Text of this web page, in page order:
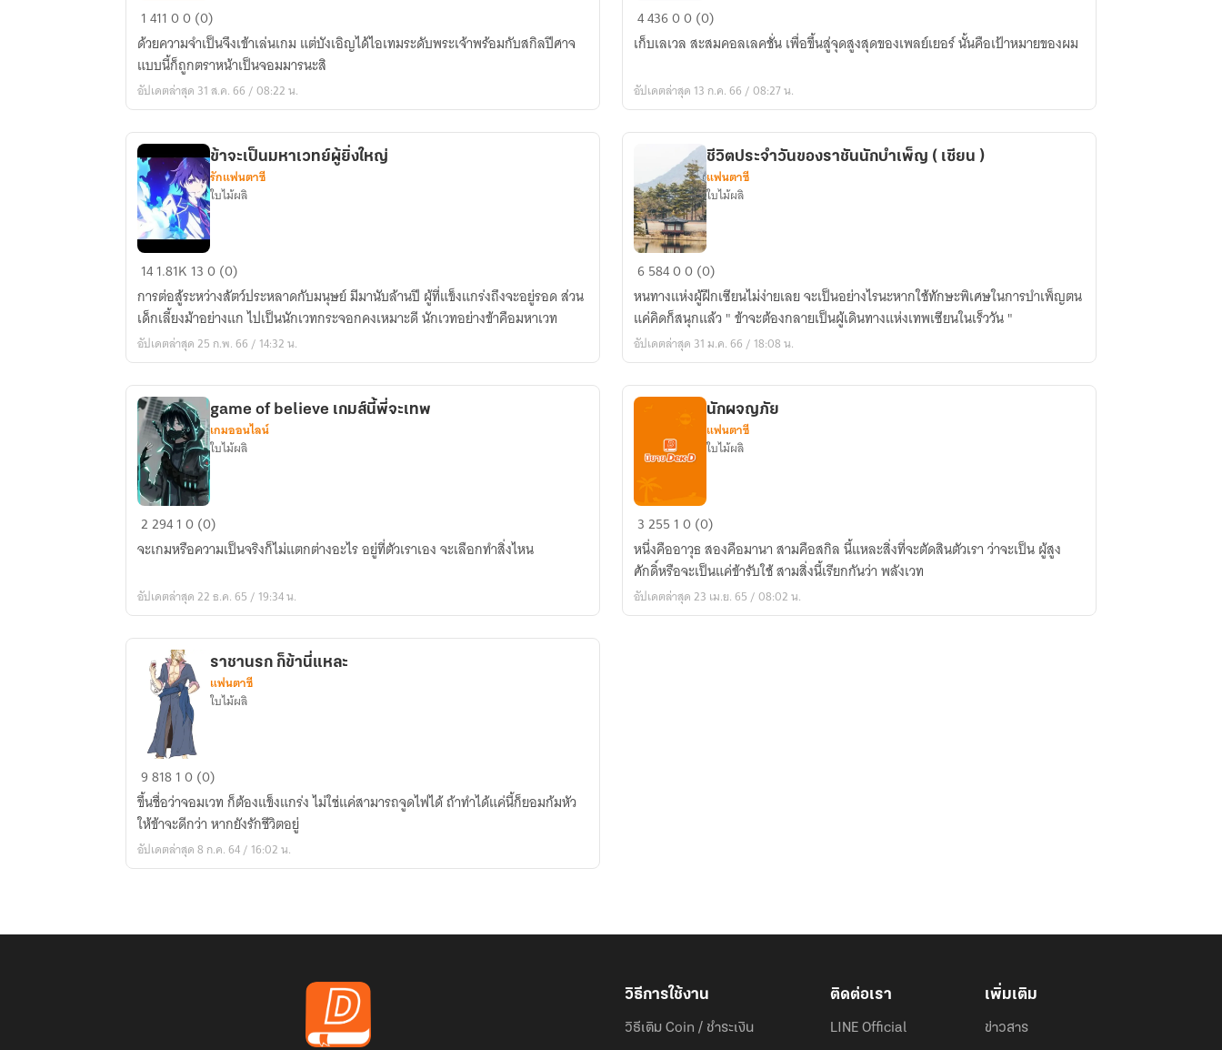
niuervs
online
โลก
แฟนตาซี
141100 (0)
ด้วยความจำเป็นจึงเข้าเล่นเกม แต่บังเอิญได้ไอเทมระดับพระเจ้าพร้อมกับสกิลปีศาจ
แบบนี้ก็ถูกตราหน้าเป็นจอมมารนะสิ
อัปเดตล่าสุด 31 ส.ค. 66 / 08:22 น.
ENDGAME
สู่
จุด
ยอด
เพล
ย์
เยอ
ร์
443600 (0)
เก็บเลเวล สะสมคอลเลคชั่น เพื่อขึ้นสู่จุดสูงสุดของเพลย์เยอร์ นั้นคือเป้าหมายของผม
อัปเดตล่าสุด 13 ก.ค. 66 / 08:27 น.
ข้า
เป็น
มหา
เวทย์
ยิ่ง
ใหญ่
ข้าจะเป็นมหาเวทย์ผู้ยิ่งใหญ่
รักแฟนตาซี
ใบไม้ผลิ
141.81K 130 (0)
การต่อสู้ระหว่างสัตว์ประหลาดกับมนุษย์ มีมานับล้านปี ผู้ที่แข็งแกร่งถึงจะอยู่รอด ส่วน
เด็กเลี้ยงม้าอย่างแก ไปเป็นนักเวทกระจอกคงเหมาะดี นักเวทอย่างข้าคือมหาเวท
อัปเดตล่าสุด 25 ก.พ. 66 / 14:32 น.
ชีวิต
วัน
ของ
ราชัน
บำเพ็ญ
เซียน
ชีวิตประจำวันของราชันนักบำเพ็ญ ( เซียน )
แฟนตาซี
ใบไม้ผลิ
658400 (0)
หนทางแห่งผู้ฝึกเซียนไม่ง่ายเลย จะเป็นอย่างไรนะหากใช้ทักษะพิเศษในการบำเพ็ญตน
แค่คิดก็สนุกแล้ว " ข้าจะต้องกลายเป็นผู้เดินทางแห่งเทพเซียนในเร็ววัน "
อัปเดตล่าสุด 31 ม.ค. 66 / 18:08 น.
game
believe
นี้
เทพ
game of believe เกมส์นี้พี่จะเทพ
เกมออนไลน์
ใบไม้ผลิ
229410 (0)
จะเกมหรือความเป็นจริงก็ไม่แตกต่างอะไร อยู่ที่ตัวเราเอง จะเลือกทำสิ่งไหน
อัปเดตล่าสุด 22 ธ.ค. 65 / 19:34 น.
นัก
ผจญ
ภัย
นักผจญภัย
แฟนตาซี
ใบไม้ผลิ
3255 10 (0)
หนึ่งคืออาวุธ สองคือมานา สามคือสกิล นี้แหละสิ่งที่จะตัดสินตัวเรา ว่าจะเป็น ผู้สูง
ศักดิ์หรือจะเป็นแค่ข้ารับใช้ สามสิ่งนี้เรียกกันว่า พลังเวท
อัปเดตล่าสุด 23 เม.ย. 65 / 08:02 น.
ราชา
นรก
ก็
ข้า
นี่
ราชานรก ก็ข้านี่แหละ
แฟนตาซี
ใบไม้ผลิ
981810 (0)
ขึ้นชื่อว่าจอมเวท ก็ต้องแข็งแกร่ง ไม่ใช่แค่สามารถจูดไฟได้ ถ้าทำได้แค่นี้ก็ยอมก้มหัว
ให้ข้าจะดีกว่า หากยังรักชีวิตอยู่
อัปเดตล่าสุด 8 ก.ค. 64 / 16:02 น.
วิธีการใช้งาน
วิธีเติม Coin / ชำระเงิน
ติดต่อเรา
LINE Official
เพิ่มเติม
ข่าวสาร